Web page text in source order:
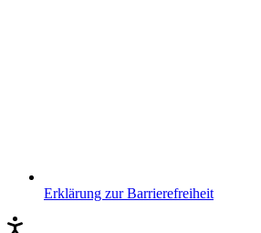
Erklärung zur Barrierefreiheit